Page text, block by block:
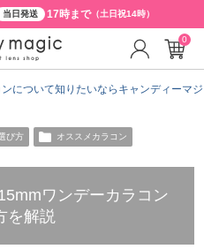
当日発送 17時まで（土日祝14時）
ンについて知りたいならキャンディーマ
び方 オススメカラコン
ワンデーカラコン
を解説
0